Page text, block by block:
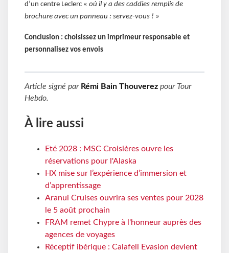
d’un centre Leclerc « où il y a des caddies remplis de
brochure avec un panneau : servez-vous ! »
Conclusion : choisissez un imprimeur responsable et
personnalisez vos envois
Article signé par Rémi Bain Thouverez pour Tour
Hebdo.
À lire aussi
Eté 2028 : MSC Croisières ouvre les
réservations pour l'Alaska
HX mise sur l’expérience d’immersion et
d’apprentissage
Aranui Cruises ouvrira ses ventes pour 2028
le 5 août prochain
FRAM remet Chypre à l'honneur auprès des
agences de voyages
Réceptif ibérique : Calafell Evasion devient